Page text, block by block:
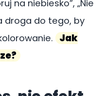
na niebiesko”, „Nie
droga do tego, by
Jak